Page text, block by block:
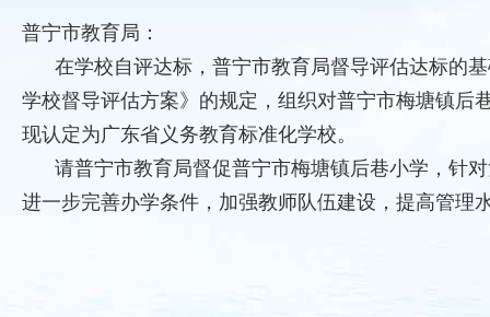
普宁市教育局：
在学校自评达标，普宁市教育局督导评估达标的
学校督导评估方案》的规定，组织对普宁市梅塘镇后
现认定为广东省义务教育标准化学校。
请普宁市教育局督促普宁市梅塘镇后巷小学，针
进一步完善办学条件，加强教师队伍建设，提高管理